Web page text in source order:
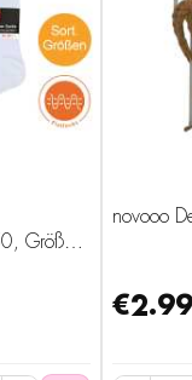
Größe
€2.99